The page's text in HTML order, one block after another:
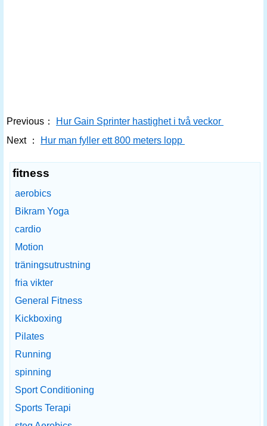
Previous：
Hur Gain Sprinter hastighet i två veckor
Next ：
Hur man fyller ett 800 meters lopp
fitness
aerobics
Bikram Yoga
cardio
Motion
träningsutrustning
fria vikter
General Fitness
Kickboxing
Pilates
Running
spinning
Sport Conditioning
Sports Terapi